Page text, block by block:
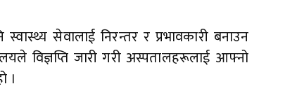
सेवालाई निरन्तर र प्रभावकारी बनाउन
विज्ञप्ति जारी गरी अस्पतालहरूलाई आफ्नो
।